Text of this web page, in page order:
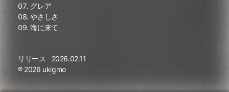
グレア
やさしさ
海に来て
リリース
2026.02.11
℗ 2026 ukigmo